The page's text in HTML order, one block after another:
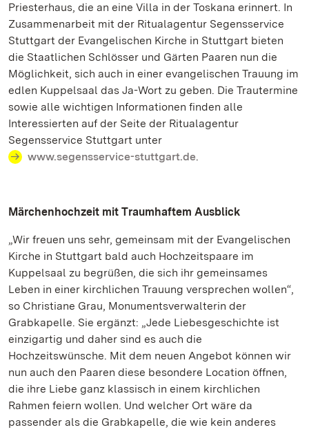
Priesterhaus, die an eine Villa in der Toskana erinnert. In
Zusammenarbeit mit der Ritualagentur Segensservice
Stuttgart der Evangelischen Kirche in Stuttgart bieten
die Staatlichen Schlösser und Gärten Paaren nun die
Möglichkeit, sich auch in einer evangelischen Trauung im
edlen Kuppelsaal das Ja-Wort zu geben. Die Trautermine
sowie alle wichtigen Informationen finden alle
Interessierten auf der Seite der Ritualagentur
Segensservice Stuttgart unter
www.segensservice-stuttgart.de.
Märchenhochzeit mit Traumhaftem Ausblick
„Wir freuen uns sehr, gemeinsam mit der Evangelischen
Kirche in Stuttgart bald auch Hochzeitspaare im
Kuppelsaal zu begrüßen, die sich ihr gemeinsames
Leben in einer kirchlichen Trauung versprechen wollen“,
so Christiane Grau, Monumentsverwalterin der
Grabkapelle. Sie ergänzt: „Jede Liebesgeschichte ist
einzigartig und daher sind es auch die
Hochzeitswünsche. Mit dem neuen Angebot können wir
nun auch den Paaren diese besondere Location öffnen,
die ihre Liebe ganz klassisch in einem kirchlichen
Rahmen feiern wollen. Und welcher Ort wäre da
passender als die Grabkapelle, die wie kein anderes